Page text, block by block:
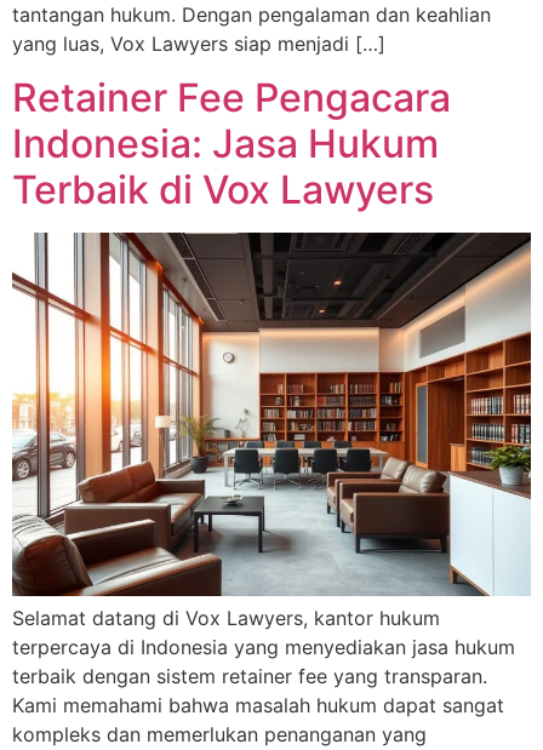
tantangan hukum. Dengan pengalaman dan keahlian
yang luas, Vox Lawyers siap menjadi […]
Retainer Fee Pengacara
Indonesia: Jasa Hukum
Terbaik di Vox Lawyers
Selamat datang di Vox Lawyers, kantor hukum
terpercaya di Indonesia yang menyediakan jasa hukum
terbaik dengan sistem retainer fee yang transparan.
Kami memahami bahwa masalah hukum dapat sangat
kompleks dan memerlukan penanganan yang